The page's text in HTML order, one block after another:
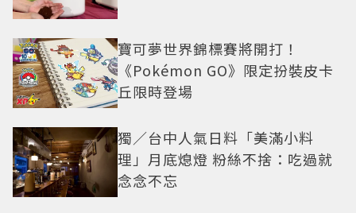
寶可夢世界錦標賽將開打！
《Pokémon GO》限定扮裝皮卡
丘限時登場
獨／台中人氣日料「美滿小料
理」月底熄燈 粉絲不捨：吃過就
念念不忘